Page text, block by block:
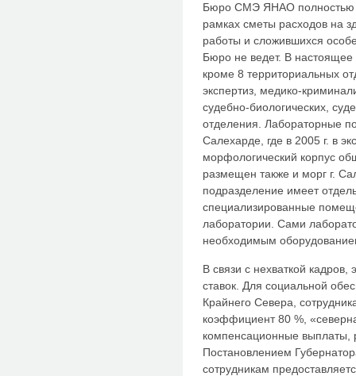
Бюро СМЭ ЯНАО полностью
рамках сметы расходов на
работы и сложившихся
Бюро не ведет. В
кроме 8 территориальных
экспертиз, медико-
судебно-биологических,
отделения. Лабораторные
Салехарде, где в 2005 г. в
морфологический корпус
размещен также и морг г.
подразделение имеет
специализированные
лаборатории. Сами
необходимым
В связи с нехваткой
ставок. Для социальной
Крайнего Севера,
коэффициент 80 %,
компенсационные выплаты,
Постановлением
сотрудникам